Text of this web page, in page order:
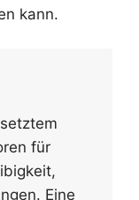
kann.
für
Eine